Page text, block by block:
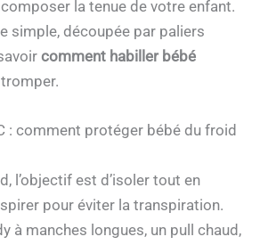
la tenue de votre enfant.
simple, découpée par paliers
comment habiller bébé
: comment protéger bébé du froid
l’objectif est d’isoler tout en
pour éviter la transpiration.
à manches longues, un pull chaud,